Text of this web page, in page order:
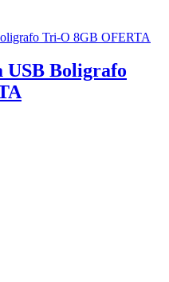
USB Boligrafo